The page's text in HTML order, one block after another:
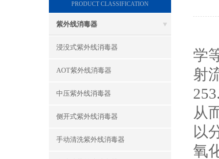
PRODUCT CLASSIFICATION
紫外线消毒器
浸没式紫外线消毒器
AOT紫外线消毒器
中压紫外线消毒器
侧开式紫外线消毒器
手动清洗紫外线消毒器
学
射
从
以
氧